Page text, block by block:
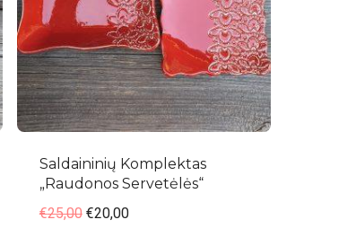
Saldaininių Komplektas
„Raudonos Servetėlės“
€25,00 €20,00